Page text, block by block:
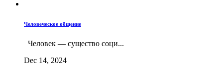
Человеческое общение
Человек — существо соци...
Dec 14, 2024